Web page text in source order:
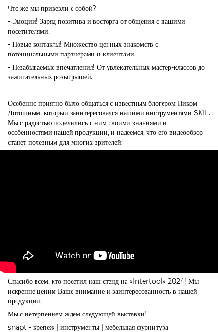
Что же мы привезли с собой?
- Эмоции! Заряд позитива и восторга от общения с нашими
посетителями.
- Новые контакты! Множество ценных знакомств с
потенциальными партнерами и клиентами.
- Незабываемые впечатления! От увлекательных мастер-классов до
зажигательных розыгрышей.
Особенно приятно было общаться с известным блогером Ником
Дотошным, который заинтересовался нашими инструментами SKIL.
Мы с радостью поделились с ним своими знаниями и
особенностями нашей продукции, и надеемся, что его видеообзор
станет полезным для многих зрителей:
Спасибо всем, кто посетил наш стенд на «Intertool» 2024! Мы
искренне ценим Ваше внимание и заинтересованность в нашей
продукции.
Мы с нетерпением ждем следующей выставки!
snapt - крепеж | инструменты | мебельная фурнитура